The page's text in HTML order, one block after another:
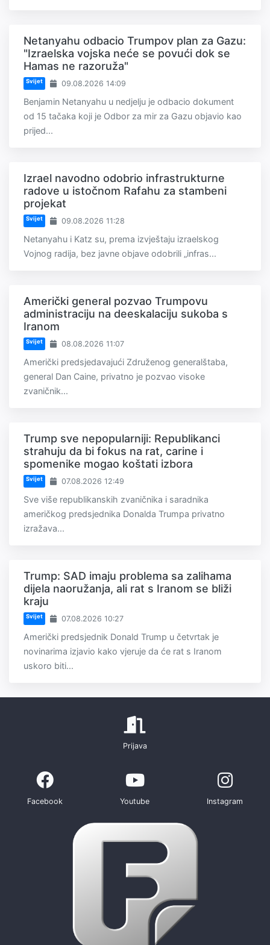
Netanyahu odbacio Trumpov plan za Gazu:
"Izraelska vojska neće se povući dok se
Hamas ne razoruža"
Svijet 09.08.2026 14:09
Benjamin Netanyahu u nedjelju je odbacio dokument
od 15 tačaka koji je Odbor za mir za Gazu objavio kao
prijed...
Izrael navodno odobrio infrastrukturne
radove u istočnom Rafahu za stambeni
projekat
Svijet 09.08.2026 11:28
Netanyahu i Katz su, prema izvještaju izraelskog
Vojnog radija, bez javne objave odobrili „infras...
Američki general pozvao Trumpovu
administraciju na deeskalaciju sukoba s
Iranom
Svijet 08.08.2026 11:07
Američki predsjedavajući Združenog generalštaba,
general Dan Caine, privatno je pozvao visoke
zvaničnik...
Trump sve nepopularniji: Republikanci
strahuju da bi fokus na rat, carine i
spomenike mogao koštati izbora
Svijet 07.08.2026 12:49
Sve više republikanskih zvaničnika i saradnika
američkog predsjednika Donalda Trumpa privatno
izražava...
Trump: SAD imaju problema sa zalihama
dijela naoružanja, ali rat s Iranom se bliži
kraju
Svijet 07.08.2026 10:27
Američki predsjednik Donald Trump u četvrtak je
novinarima izjavio kako vjeruje da će rat s Iranom
uskoro biti...
Prijava
Facebook Youtube Instagram